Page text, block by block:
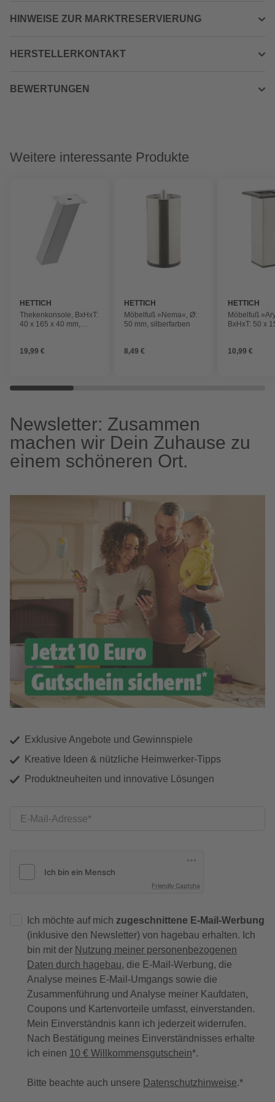
HINWEISE ZUR MARKTRESERVIERUNG
HERSTELLERKONTAKT
BEWERTUNGEN
Weitere interessante Produkte
HETTICH
Thekenkonsole, BxHxT:
40 x 165 x 40 mm,
19,99 €
HETTICH
Möbelfuß »Nema«, Ø:
50 mm, silberfarben
8,49 €
HETTICH
Möbelfuß
BxHxT: 50 x
10,99 €
Newsletter: Zusammen
machen wir Dein Zuhause zu
einem schöneren Ort.
Exklusive Angebote und Gewinnspiele
Kreative Ideen & nützliche Heimwerker-Tipps
Produktneuheiten und innovative Lösungen
E-Mail-Adresse
Friendly Captcha
Ich möchte auf mich zugeschnittene E-Mail-Werbung
(inklusive den Newsletter) von hagebau erhalten. Ich
bin mit der Nutzung meiner personenbezogenen
Daten durch hagebau, die E-Mail-Werbung, die
Analyse meines E-Mail-Umgangs sowie die
Zusammenführung und Analyse meiner Kaufdaten,
Coupons und Kartenvorteile umfasst, einverstanden.
Mein Einverständnis kann ich jederzeit widerrufen.
Nach Bestätigung meines Einverständnisses erhalte
ich einen 10 € Willkommensgutschein*.
Bitte beachte auch unsere Datenschutzhinweise.